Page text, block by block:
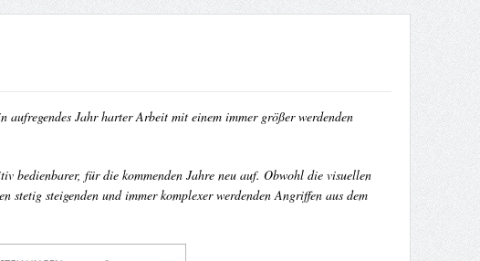
aufregendes Jahr harter Arbeit mit einem immer größer werdenden
bedienbarer, für die kommenden Jahre neu auf. Obwohl die visuellen
steigenden und immer komplexer werdenden Angriffen aus dem